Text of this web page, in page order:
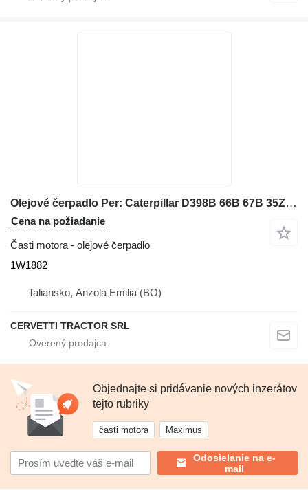
Olejové čerpadlo Per: Caterpillar D398B 66B 67B 35Z P 1W1882 na buldozéra
Cena na požiadanie
Časti motora - olejové čerpadlo
1W1882
Taliansko, Anzola Emilia (BO)
CERVETTI TRACTOR SRL
Objednajte si pridávanie nových inzerátov
tejto rubriky
časti motora Maximus
Odosielanie na e-
mail